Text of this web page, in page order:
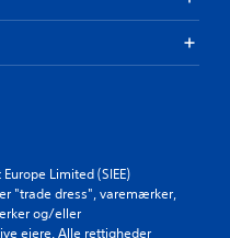
Limited (SIEE)
"trade dress", varemærker,
og/eller
ejere. Alle rettigheder